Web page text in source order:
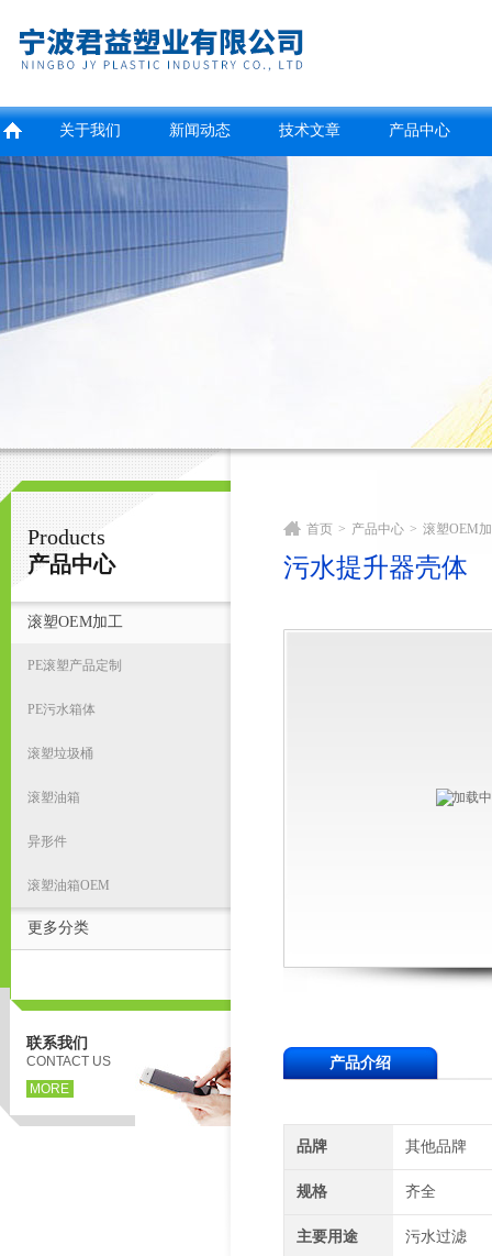
宁波君益塑业有限公司
关于我们 新闻动态 技术文章 产品中心
Products
产品中心
滚塑OEM加工
PE滚塑产品定制
PE污水箱体
滚塑垃圾桶
滚塑油箱
异形件
滚塑油箱OEM
更多分类
联系我们
CONTACT US
MORE
首页 > 产品中心 > 滚塑OEM
污水提升器壳体
产品介绍
品牌 其他品牌
规格 齐全
主要用途 污水过滤